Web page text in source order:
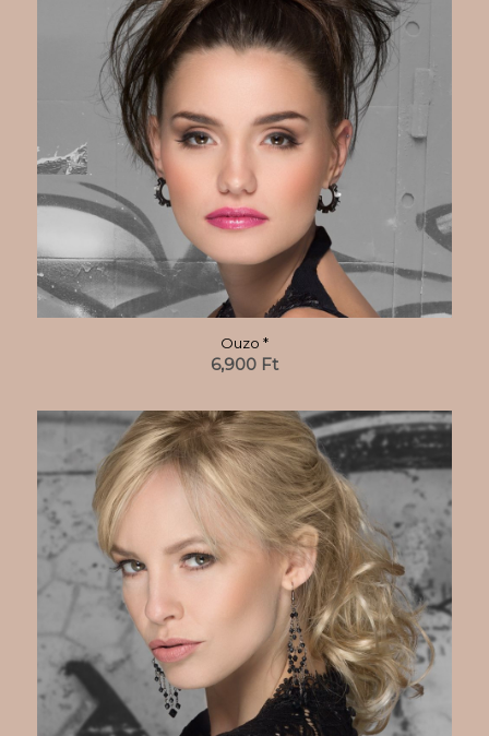
Ouzo *
6,900 Ft